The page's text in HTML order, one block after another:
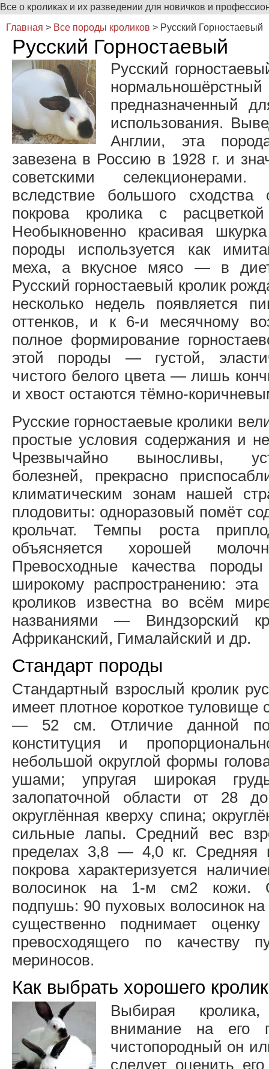
Все о кроликах и их разведении для новичков и
Главная > Все породы кроликов > Русский Горностаевый
Русский Горностаевый
Русский
предназначенный
использования.
Англии, эта
завезена в Россию в 1928 г. и
советскими
вследствие большого сходства
покрова кролика с
Необыкновенно красивая
породы используется как
меха, а вкусное мясо — в
Русский горностаевый кролик
несколько недель появляется
оттенков, и к 6-и месячному
полное формирование
этой породы — густой,
чистого белого цвета — лишь
и хвост остаются тёмно-
Русские горностаевые кролики
простые условия содержания и
Чрезвычайно выносливы,
болезней, прекрасно
климатическим зонам нашей
плодовиты: одноразовый помёт
крольчат. Темпы роста
объясняется хорошей
Превосходные качества
широкому распространению: эта
кроликов известна во всём
названиями — Виндзорский
Африканский, Гималайский и др.
Стандарт породы
Стандартный взрослый кролик
имеет плотное короткое
— 52 см. Отличие данной
конституция и
небольшой округлой формы
ушами; упругая широкая
залопаточной области от 28
округлённая кверху спина;
сильные лапы. Средний вес
пределах 3,8 — 4,0 кг. Средняя
покрова характеризуется
волосинок на 1-м см2 кожи.
подпушь: 90 пуховых волосинок
существенно поднимает
превосходящего по качеству
мериносов.
Как выбрать хорошего
Выбирая
внимание на его
чистопородный он
следует оценить